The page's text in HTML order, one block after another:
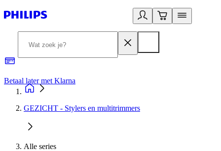
Betaal later met Klarna
GEZICHT - Stylers en multitrimmers
Alle series